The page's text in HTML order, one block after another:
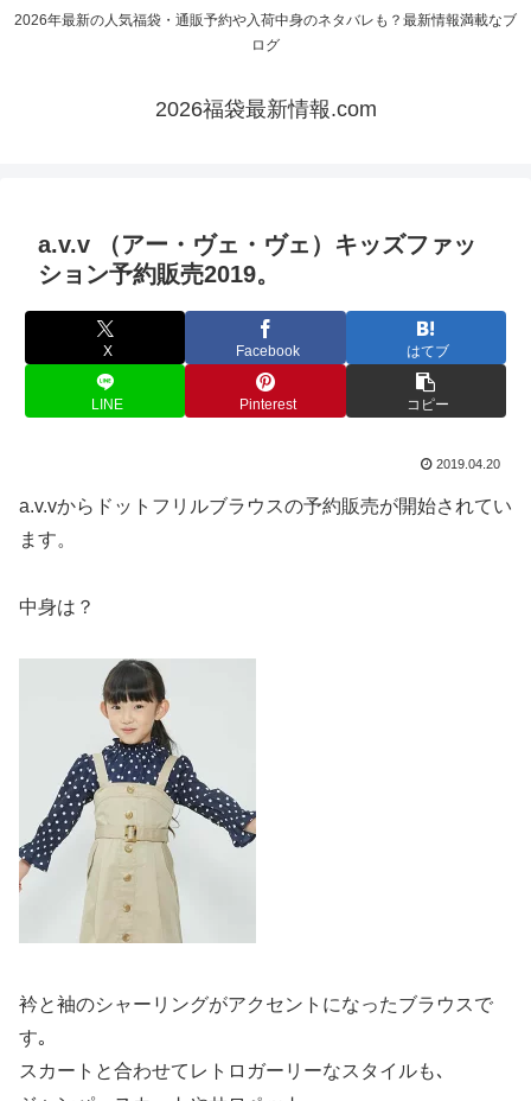
2026年最新の人気福袋・通販予約や入荷中身のネタバレも？最新情報満載なブ
ログ
2026福袋最新情報.com
a.v.v （アー・ヴェ・ヴェ）キッズファッ
ション予約販売2019。
X Facebook はてブ
LINE Pinterest コピー
2019.04.20
a.v.vからドットフリルブラウスの予約販売が開始されてい
ます。
中身は？
衿と袖のシャーリングがアクセントになったブラウスで
す｡
スカートと合わせてレトロガーリーなスタイルも､